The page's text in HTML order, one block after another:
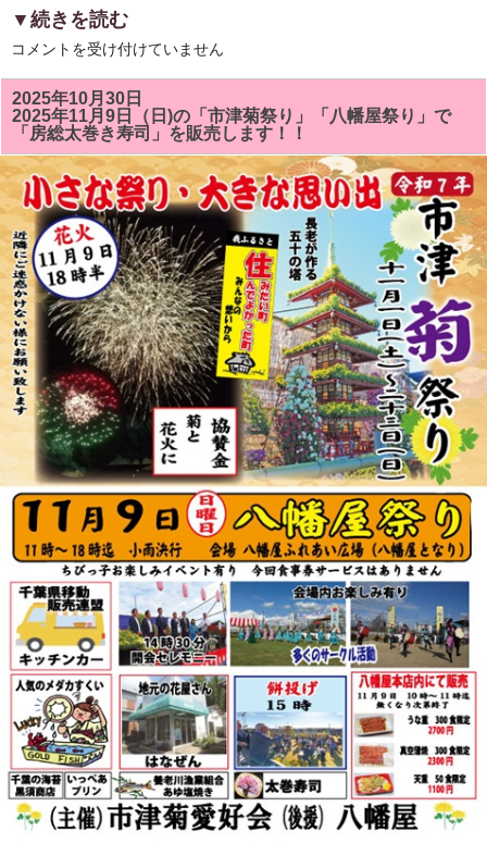
た。
▼続きを読む
１
月
の
房
総
太
巻
き
ず
し
教
室
は
「ク
リ
ス
マ
ス
ツ
リ
ー
ま
た
は
サ
カ」
と
「レ
ー
パ
ン
ダ」
を
巻
き
ま
す。
体
教
室
も
あ
り
ま
す。
は
コメントを受け付けていません
2025年10月30日
2025年11月9日（日)の「市津菊祭り」「八幡屋祭り」で
「房総太巻き寿司」を販売します！！